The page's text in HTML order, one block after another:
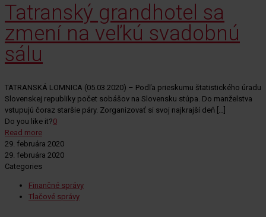
Tatranský grandhotel sa
zmení na veľkú svadobnú
sálu
TATRANSKÁ LOMNICA (05.03.2020) – Podľa prieskumu štatistického úradu
Slovenskej republiky počet sobášov na Slovensku stúpa. Do manželstva
vstupujú čoraz staršie páry. Zorganizovať si svoj najkrajší deň […]
Do you like it?0
Read more
29. februára 2020
29. februára 2020
Categories
Finančné správy
Tlačové správy